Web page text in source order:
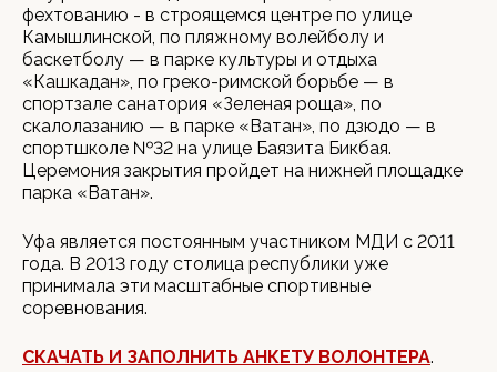
фехтованию - в строящемся центре по улице
Камышлинской, по пляжному волейболу и
баскетболу — в парке культуры и отдыха
«Кашкадан», по греко-римской борьбе — в
спортзале санатория «Зеленая роща», по
скалолазанию — в парке «Ватан», по дзюдо — в
спортшколе №32 на улице Баязита Бикбая.
Церемония закрытия пройдет на нижней площадке
парка «Ватан».
Уфа является постоянным участником МДИ с 2011
года. В 2013 году столица республики уже
принимала эти масштабные спортивные
соревнования.
СКАЧАТЬ И ЗАПОЛНИТЬ АНКЕТУ ВОЛОНТЕРА.